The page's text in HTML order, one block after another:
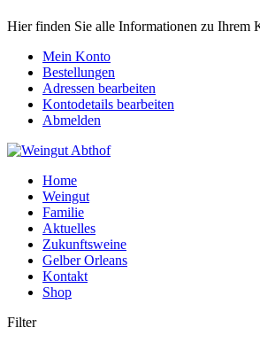
Hier finden Sie alle Informationen zu Ihrem
Mein Konto
Bestellungen
Adressen bearbeiten
Kontodetails bearbeiten
Abmelden
Home
Weingut
Familie
Aktuelles
Zukunftsweine
Gelber Orleans
Kontakt
Shop
Filter